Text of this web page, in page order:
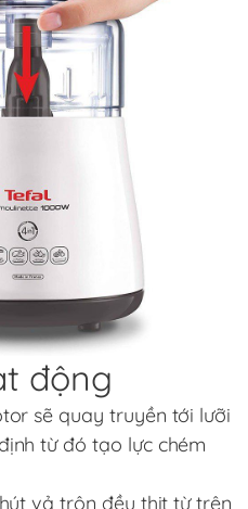
động
sẽ quay truyền tới lưỡi
từ đó tạo lực chém
vả trộn đều thịt từ trên